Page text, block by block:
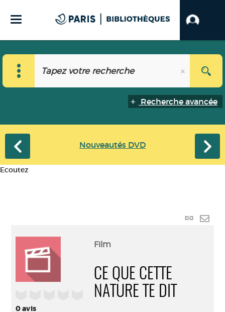
Recherche avancée
Nouveautés DVD
Ecoutez
Lien
0avis
Film
CE QUE CETTE
NATURE TE DIT